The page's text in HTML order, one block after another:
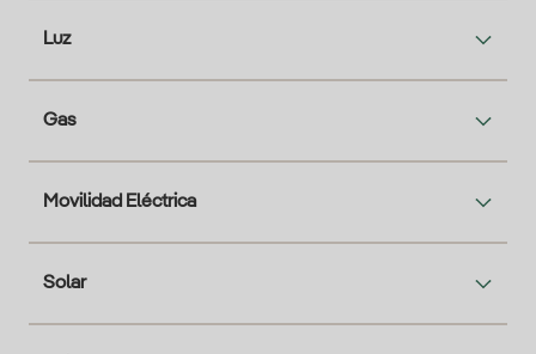
Luz
Gas
Movilidad Eléctrica
Solar